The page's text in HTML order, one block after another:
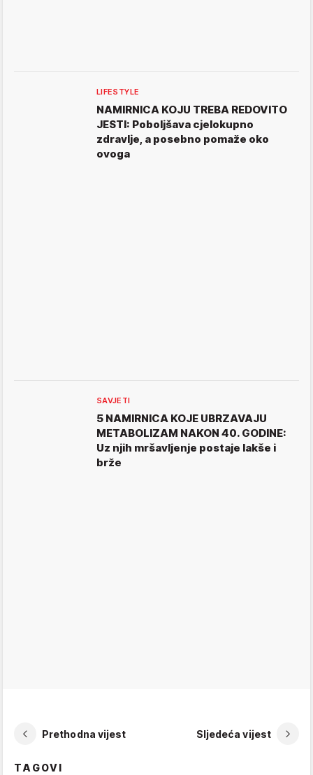
LIFESTYLE
NAMIRNICA KOJU TREBA REDOVITO
JESTI: Poboljšava cjelokupno
zdravlje, a posebno pomaže oko
ovoga
SAVJETI
5 NAMIRNICA KOJE UBRZAVAJU
METABOLIZAM NAKON 40. GODINE:
Uz njih mršavljenje postaje lakše i
brže
Prethodna vijest Sljedeća vijest
TAGOVI